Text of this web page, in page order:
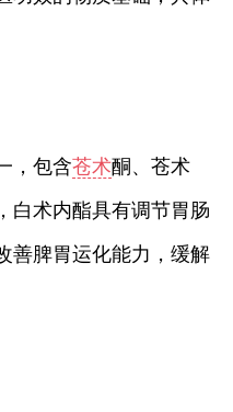
，包含苍术酮、苍术
白术内酯具有调节胃肠
善脾胃运化能力，缓解